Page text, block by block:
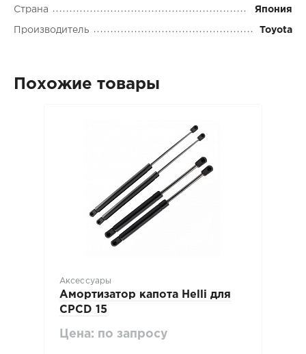
Страна Япония
Производитель Toyota
Похожие товары
Аксессуары
Амортизатор капота Нelli для
CPCD 15
Цена: по запросу